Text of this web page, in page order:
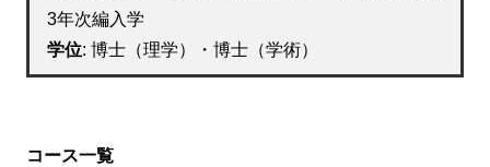
3年次編入学
学位: 博士（理学）・博士（学術）
コース一覧